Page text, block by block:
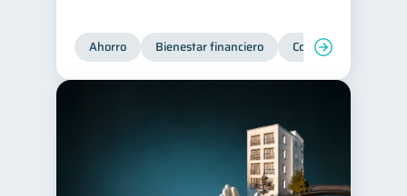
Ahorro Bienestar financiero Consejos